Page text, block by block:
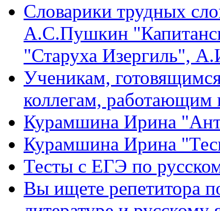
Словарики трудных
А.С.Пушкин
"Старуха Изергиль",
Ученикам,
коллегам, работающим
Курамшина Ирина
Курамшина Ирина
Тесты с ЕГЭ по
Вы ищете репетитора